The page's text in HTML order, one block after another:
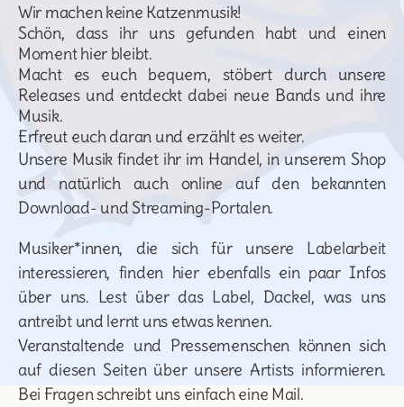
Wir machen keine Katzenmusik!
Schön, dass ihr uns gefunden habt und einen
Moment hier bleibt.
Macht es euch bequem, stöbert durch unsere
Releases und entdeckt dabei neue Bands und ihre
Musik.
Erfreut euch daran und erzählt es weiter.
Unsere Musik findet ihr im Handel, in unserem Shop
und natürlich auch online auf den bekannten
Download- und Streaming-Portalen.
Musiker*innen, die sich für unsere Labelarbeit
interessieren, finden hier ebenfalls ein paar Infos
über uns. Lest über das Label, Dackel, was uns
antreibt und lernt uns etwas kennen.
Veranstaltende und Pressemenschen können sich
auf diesen Seiten über unsere Artists informieren.
Bei Fragen schreibt uns einfach eine Mail.